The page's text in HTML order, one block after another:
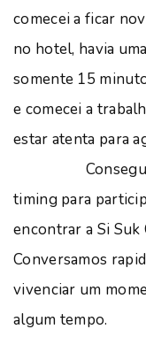
comecei a ficar
no hotel, havia
somente 15
e comecei a
estar atenta para
timing para
encontrar a Si Suk
Conversamos
vivenciar um
algum tempo.